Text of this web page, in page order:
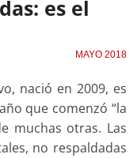
es el
MAYO 2018
nació en 2009, es
que comenzó “la
muchas otras. Las
no respaldadas